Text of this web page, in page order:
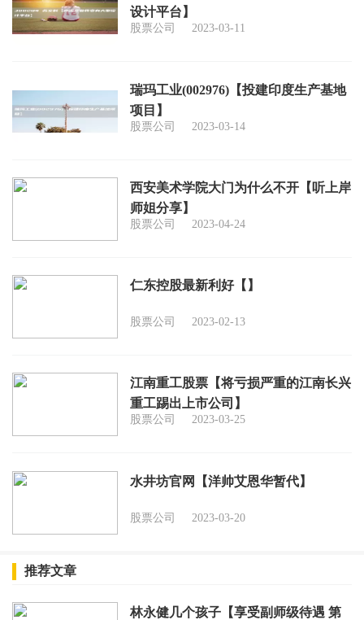
设计平台】
股票公司 2023-03-11
瑞玛工业(002976)【投建印度生产基地
项目】
股票公司 2023-03-14
西安美术学院大门为什么不开【听上岸
师姐分享】
股票公司 2023-04-24
仁东控股最新利好【】
股票公司 2023-02-13
江南重工股票【将亏损严重的江南长兴
重工踢出上市公司】
股票公司 2023-03-25
水井坊官网【洋帅艾恩华暂代】
股票公司 2023-03-20
推荐文章
林永健几个孩子【享受副师级待遇 第